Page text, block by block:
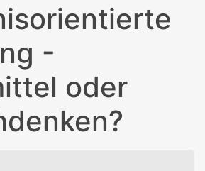
-
oder